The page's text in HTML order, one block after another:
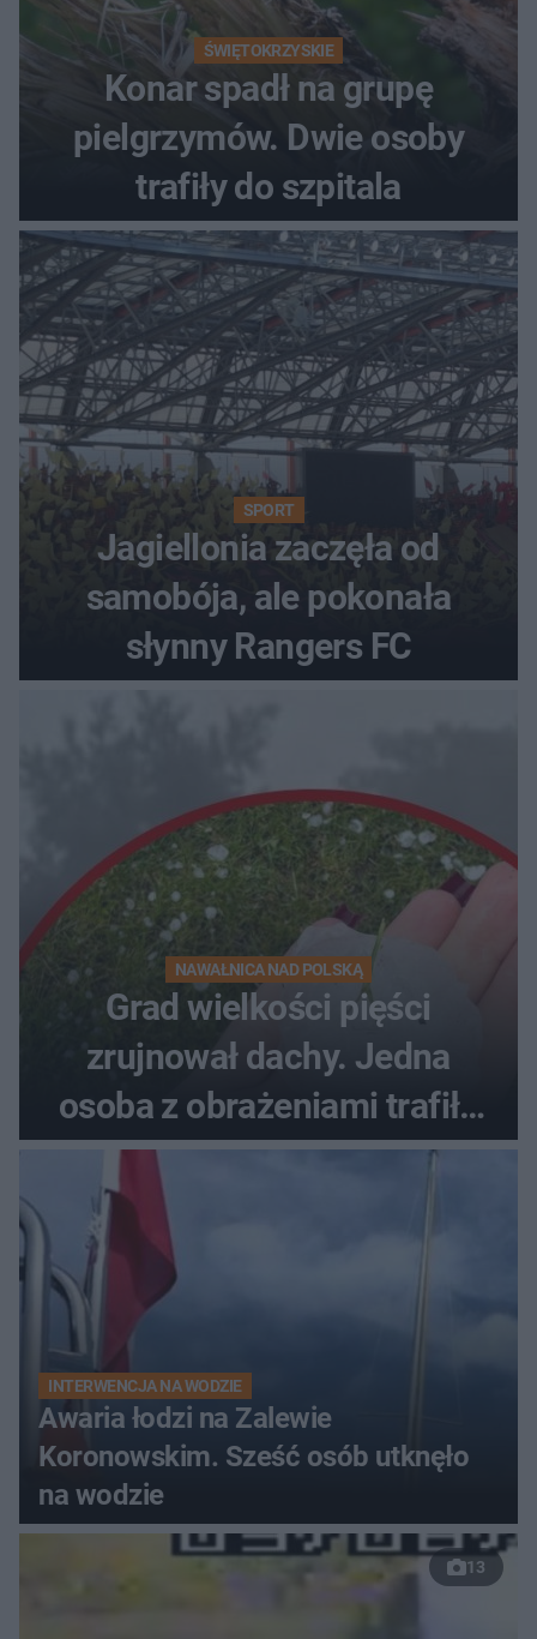
ŚWIĘTOKRZYSKIE
Konar spadł na grupę
pielgrzymów. Dwie osoby
trafiły do szpitala
SPORT
Jagiellonia zaczęła od
samobója, ale pokonała
słynny Rangers FC
NAWAŁNICA NAD POLSKĄ
Grad wielkości pięści
zrujnował dachy. Jedna
osoba z obrażeniami trafiła
do szpitala
INTERWENCJA NA WODZIE
Awaria łodzi na Zalewie
Koronowskim. Sześć osób utknęło
na wodzie
13